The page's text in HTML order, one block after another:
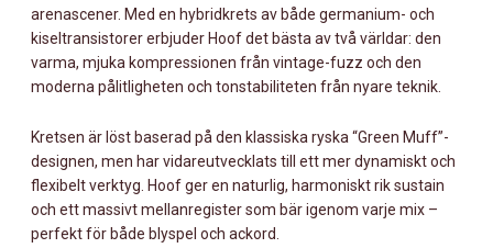
arenascener. Med en hybridkrets av både germanium- och
kiseltransistorer erbjuder Hoof det bästa av två världar: den
varma, mjuka kompressionen från vintage-fuzz och den
moderna pålitligheten och tonstabiliteten från nyare teknik.
Kretsen är löst baserad på den klassiska ryska “Green Muff”-
designen, men har vidareutvecklats till ett mer dynamiskt och
flexibelt verktyg. Hoof ger en naturlig, harmoniskt rik sustain
och ett massivt mellanregister som bär igenom varje mix –
perfekt för både blyspel och ackord.